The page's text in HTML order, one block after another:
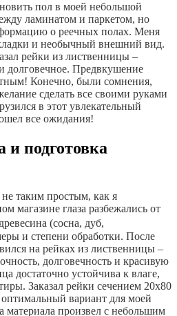
пол в моей небольшой
ламинатом и паркетом, но
о реечных полах. Меня
и необычный внешний вид.
рейки из лиственницы –
долговечное. Предвкушение
Конечно, были сомнения,
сделать все своими руками
в этот увлекательный
все ожидания!
и подготовка
таким простым, как я
магазине глаза разбежались от
(сосна, дуб,
и степени обработки. После
на рейках из лиственницы –
долговечность и красивую
достаточно устойчива к влаге,
Заказал рейки сечением 20х80
вариант для моей
материала произвел с небольшим